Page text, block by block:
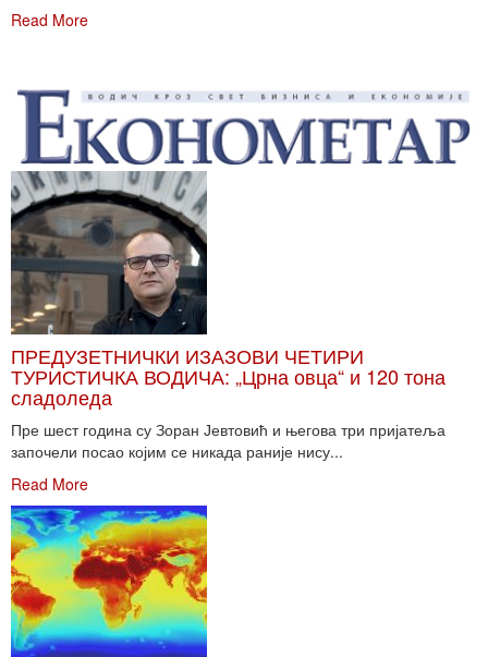
Read More
ПРЕДУЗЕТНИЧКИ ИЗАЗОВИ ЧЕТИРИ
ТУРИСТИЧКА ВОДИЧА: „Црна овца“ и 120 тона
сладоледа
Пре шест година су Зоран Јевтовић и његова три пријатеља
започели посао којим се никада раније нису...
Read More